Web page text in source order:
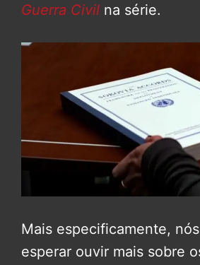
Guerra Civil na série.
Mais especificamente,
esperar ouvir mais sobre